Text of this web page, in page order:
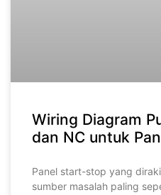
Wiring Diagram
dan NC untuk
Panel start-stop yang
sumber masalah paling